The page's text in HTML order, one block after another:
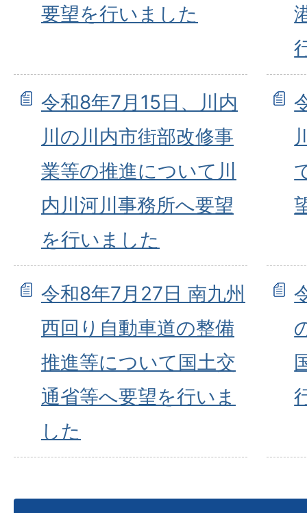
要望を行いました
令和8年7月15日、川内
川の川内市街部改修事
業等の推進について川
内川河川事務所へ要望
を行いました
令和8年7月27日 南九州
西回り自動車道の整備
推進等について国土交
通省等へ要望を行いま
した